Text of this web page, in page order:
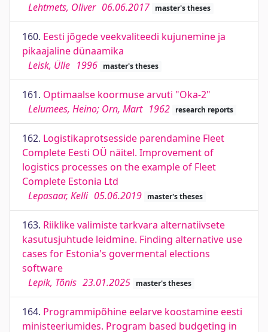
Lehtmets, Oliver 06.06.2017 master's theses
160. Eesti jõgede veekvaliteedi kujunemine ja
pikaajaline dünaamika
Leisk, Ülle 1996 master's theses
161. Optimaalse koormuse arvuti "Oka-2"
Lelumees, Heino; Orn, Mart 1962 research reports
162. Logistikaprotsesside parendamine Fleet
Complete Eesti OÜ näitel. Improvement of
logistics processes on the example of Fleet
Complete Estonia Ltd
Lepasaar, Kelli 05.06.2019 master's theses
163. Riiklike valimiste tarkvara alternatiivsete
kasutusjuhtude leidmine. Finding alternative use
cases for Estonia's govermental elections
software
Lepik, Tõnis 23.01.2025 master's theses
164. Programmipõhine eelarve koostamine eesti
ministeeriumides. Program based budgeting in